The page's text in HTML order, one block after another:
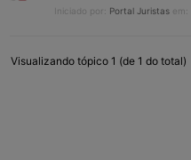
Iniciado por: Portal Juristas em:
Visualizando tópico 1 (de 1 do total)